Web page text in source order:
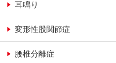
耳鳴り
変形性股関節症
腰椎分離症